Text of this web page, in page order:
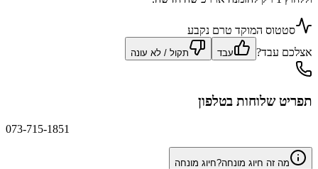
סטטוס המוקד טרם נקבע
אצלכם עבד?
עבד תקול / לא עונה
תפריט שלוחות בטלפון
073-715-1851
מה זה חיוג מונחה?חיוג מונחה